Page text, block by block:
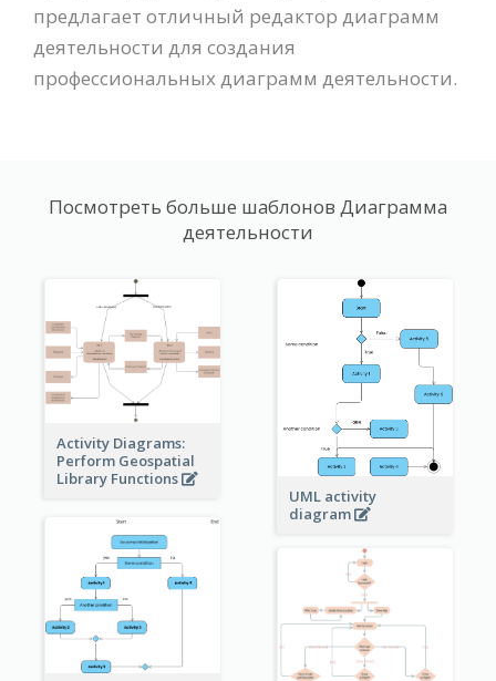
предлагает отличный редактор диаграмм
деятельности для создания
профессиональных диаграмм деятельности.
Посмотреть больше шаблонов Диаграмма
деятельности
Activity Diagrams:
Perform Geospatial
Library Functions
UML activity
diagram